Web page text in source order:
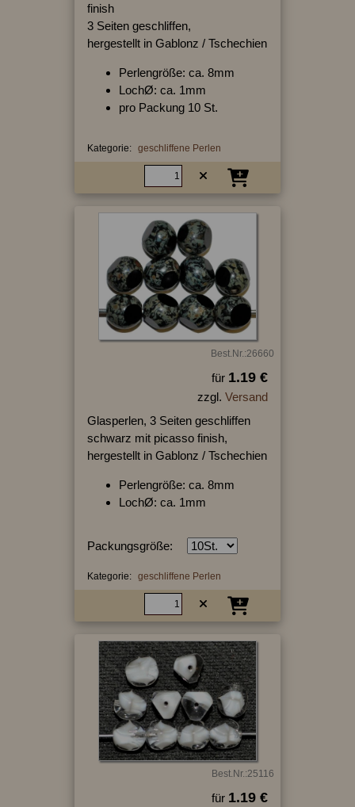
finish
3 Seiten geschliffen,
hergestellt in Gablonz / Tschechien
Perlengröße: ca. 8mm
LochØ: ca. 1mm
pro Packung 10 St.
Kategorie: geschliffene Perlen
Best.Nr.:26660
für 1.19 €
zzgl. Versand
Glasperlen, 3 Seiten geschliffen
schwarz mit picasso finish,
hergestellt in Gablonz / Tschechien
Perlengröße: ca. 8mm
LochØ: ca. 1mm
Packungsgröße:
Kategorie: geschliffene Perlen
Best.Nr.:25116
für 1.19 €